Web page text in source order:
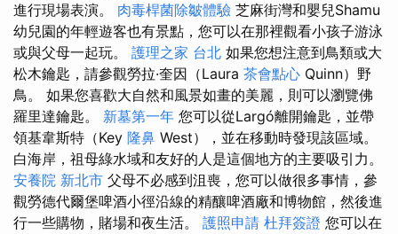
進行現場表演。 肉毒桿菌除皺體驗 芝麻街灣和嬰兒Shamu
幼兒園的年輕遊客也有景點，您可以在那裡觀看小孩子游泳
或與父母一起玩。 護理之家 台北 如果您想注意到鳥類或大
松木鑰匙，請參觀勞拉·奎因（Laura 茶會點心 Quinn）野
鳥。 如果您喜歡大自然和風景如畫的美麗，則可以瀏覽佛
羅里達鑰匙。 新墓第一年 您可以從Largó離開鑰匙，並帶
領基韋斯特（Key 隆鼻 West），並在移動時發現該區域。
白海岸，祖母綠水域和友好的人是這個地方的主要吸引力。
安養院 新北市 父母不必感到沮喪，您可以做很多事情，參
觀勞德代爾堡啤酒小徑沿線的精釀啤酒廠和博物館，然後進
行一些購物，賭場和夜生活。 護照申請 杜拜簽證 您可以在